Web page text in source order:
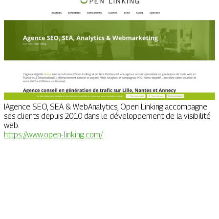
IAgence SEO, SEA & WebAnalytics, Open Linking accompagne
ses clients depuis 2010 dans le développement de la visibilité
web.
https://www.open-linking.com/